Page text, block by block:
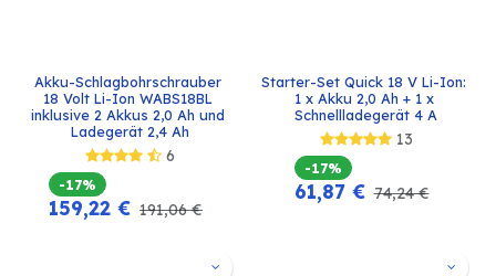
Akku-Schlagbohrschrauber
18 Volt Li-Ion WABS18BL
inklusive 2 Akkus 2,0 Ah und
Ladegerät 2,4 Ah
6
-17%
159,22 € 191,06€
Starter-Set Quick 18 V Li-Ion:
1 x Akku 2,0 Ah + 1 x
Schnellladegerät 4 A
13
-17%
61,87€ 74,24€